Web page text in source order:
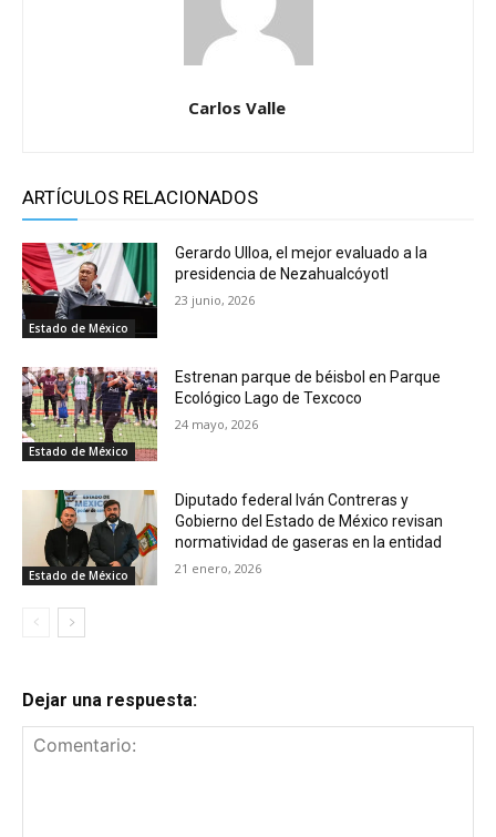
Carlos Valle
ARTÍCULOS RELACIONADOS
Estado de México
Gerardo Ulloa, el mejor evaluado a la
presidencia de Nezahualcóyotl
23 junio, 2026
Estado de México
Estrenan parque de béisbol en Parque
Ecológico Lago de Texcoco
24 mayo, 2026
Estado de México
Diputado federal Iván Contreras y
Gobierno del Estado de México revisan
normatividad de gaseras en la entidad
21 enero, 2026
Dejar una respuesta: